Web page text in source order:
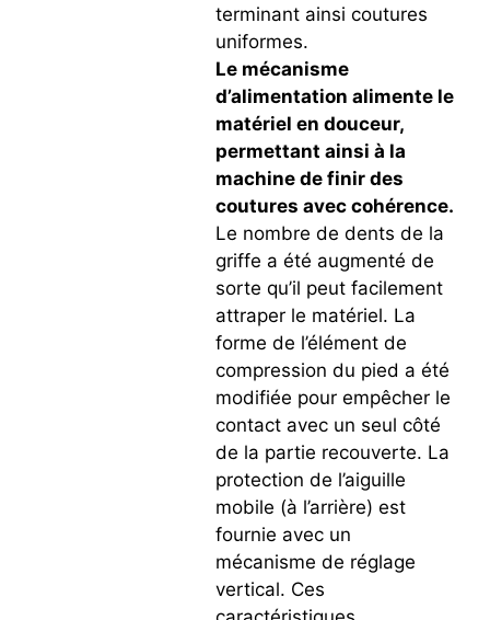
terminant ainsi coutures
uniformes.
Le mécanisme
d’alimentation alimente le
matériel en douceur,
permettant ainsi à la
machine de finir des
coutures avec cohérence.
Le nombre de dents de la
griffe a été augmenté de
sorte qu’il peut facilement
attraper le matériel. La
forme de l’élément de
compression du pied a été
modifiée pour empêcher le
contact avec un seul côté
de la partie recouverte. La
protection de l’aiguille
mobile (à l’arrière) est
fournie avec un
mécanisme de réglage
vertical. Ces